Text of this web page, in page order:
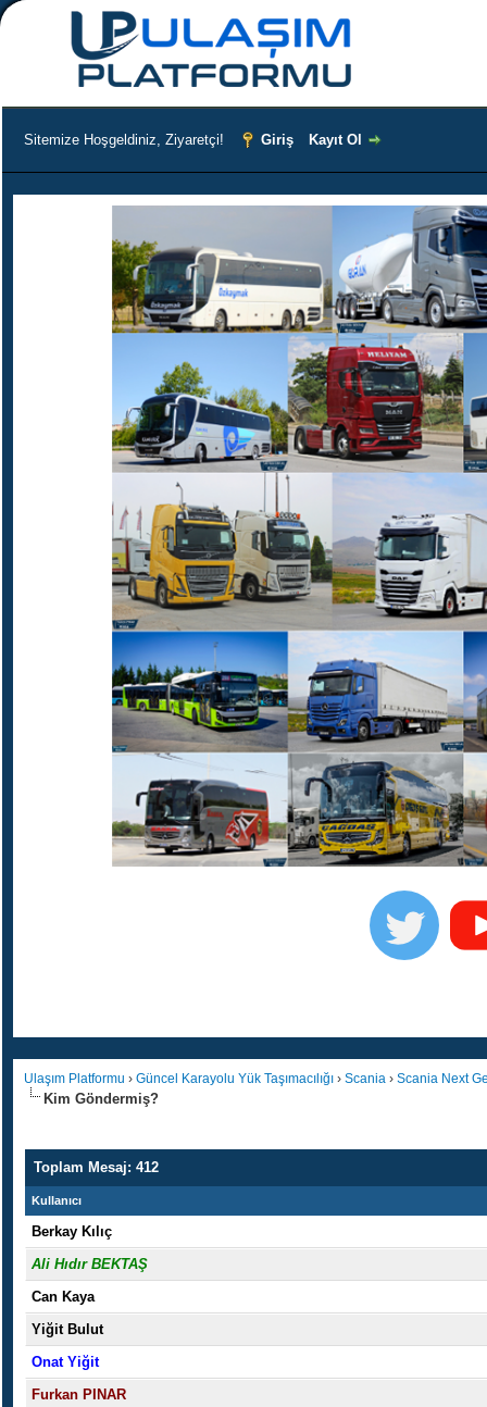
Sitemize Hoşgeldiniz, Ziyaretçi! Giriş Kayıt Ol
Ulaşım Platformu › Güncel Karayolu Yük Taşımacılığı › Scania › Scania Next
Kim Göndermiş?
Toplam Mesaj: 412
Kullanıcı
Berkay Kılıç
Ali Hıdır BEKTAŞ
Can Kaya
Yiğit Bulut
Onat Yiğit
Furkan PINAR